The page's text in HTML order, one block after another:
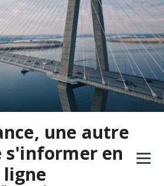
une autre
s'informer en
ligne